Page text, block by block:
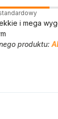
i mega
produktu: